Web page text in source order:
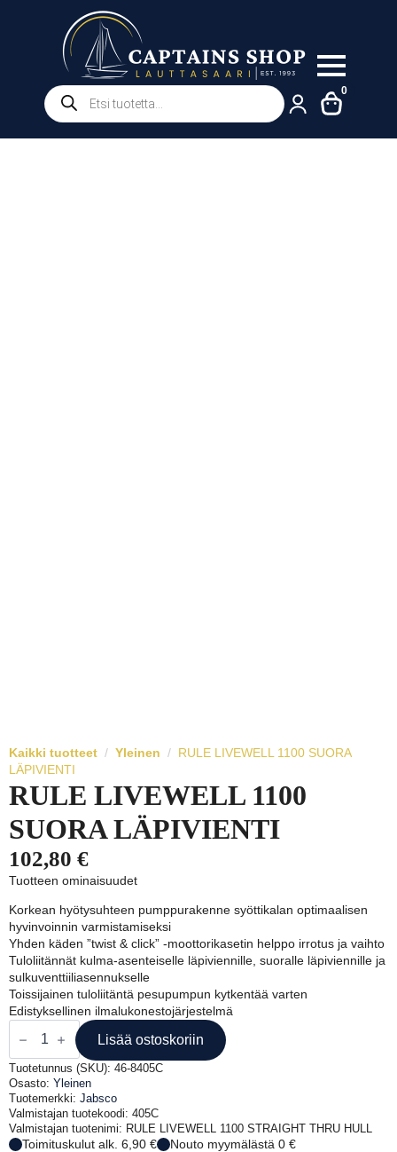
Products
search
0
Kaikki tuotteet Yleinen
RULE LIVEWELL 1100 SUORA
LÄPIVIENTI
RULE LIVEWELL 1100
SUORA LÄPIVIENTI
102,80 €
Tuotteen ominaisuudet
Korkean hyötysuhteen pumppurakenne syöttikalan optimaalisen
hyvinvoinnin varmistamiseksi
Yhden käden ”twist & click” -moottorikasetin helppo irrotus ja vaihto
Tuloliitännät kulma-asenteiselle läpiviennille, suoralle läpiviennille ja
sulkuventtiiliasennukselle
Toissijainen tuloliitäntä pesupumpun kytkentää varten
Edistyksellinen ilmalukonestojärjestelmä
RULE
LIVEWELL
1100
SUORA
LÄPIVIENTI
määrä
Lisää ostoskoriin
Tuotetunnus (SKU): 46-8405C
Osasto: Yleinen
Tuotemerkki: Jabsco
Valmistajan tuotekoodi: 405C
Valmistajan tuotenimi: RULE LIVEWELL 1100 STRAIGHT THRU HULL
Toimituskulut alk. 6,90 € Nouto myymälästä 0 €